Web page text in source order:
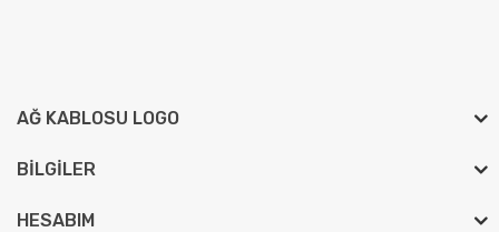
AĞ KABLOSU LOGO
BILGILER
HESABIM